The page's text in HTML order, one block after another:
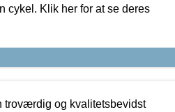
cykel. Klik her for at se deres
troværdig og kvalitetsbevidst